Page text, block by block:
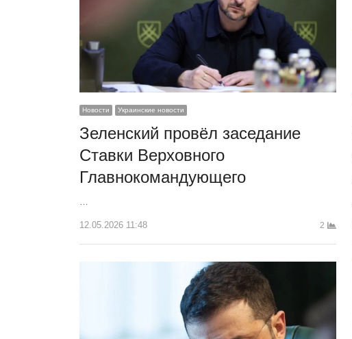
Новости Украинские новости
Зеленский провёл заседание
Ставки Верховного
Главнокомандующего
…
12.05.2026 11:48 2